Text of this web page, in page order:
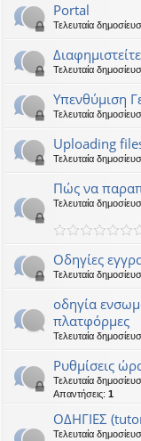
Portal
Τελευταία
Τελευταία
Υπενθύμιση
Τελευταία
Uploading
Τελευταία
Πώς να
Τελευταία
Οδηγίες
Τελευταία
οδηγία
πλατφόρμες
Τελευταία
Ρυθμίσεις
Τελευταία
Απαντήσεις: 1
ΟΔΗΓΙΕΣ
Τελευταία